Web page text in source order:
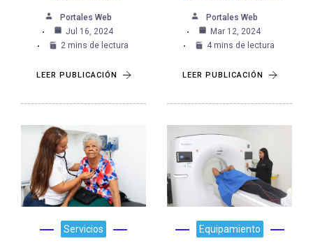
Portales Web
Jul 16, 2024
2 mins de lectura
LEER PUBLICACIÓN
Portales Web
Mar 12, 2024
4 mins de lectura
LEER PUBLICACIÓN
Servicios Equipamiento